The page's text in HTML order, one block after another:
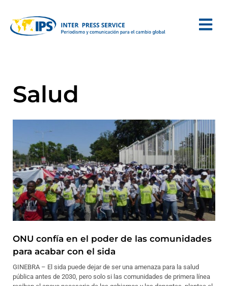
Salud
ONU confía en el poder de las comunidades
para acabar con el sida
GINEBRA – El sida puede dejar de ser una amenaza para la salud
pública antes de 2030, pero solo si las comunidades de primera línea